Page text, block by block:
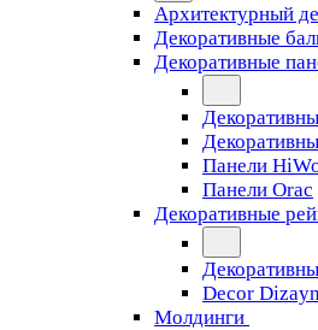
Архитектурный
Декоративные
Декоративные
Панели
Панели Orac
Декоративные
Decor
Молдинги